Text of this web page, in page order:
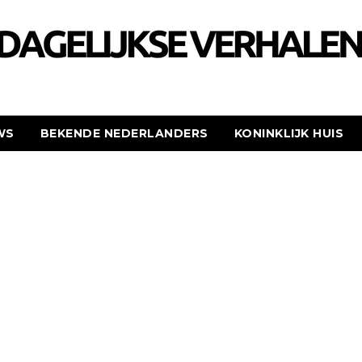
BEKENDE NEDERLANDERS KONINKLIJK HUIS